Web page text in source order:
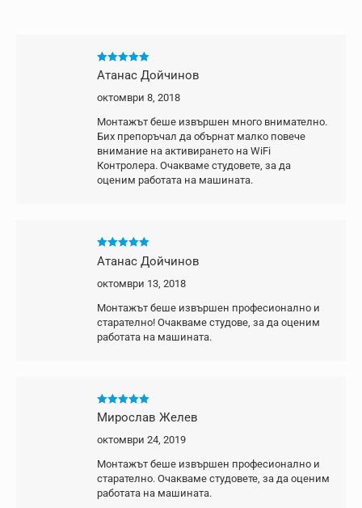
Оценено с
5
от 5
Атанас Дойчинов
октомври 8, 2018
Монтажът беше извършен много внимателно.
Бих препоръчал да обърнат малко повече
внимание на активирането на WiFi
Контролера. Очакваме студовете, за да
оценим работата на машината.
Оценено с
5
от 5
Атанас Дойчинов
октомври 13, 2018
Монтажът беше извършен професионално и
старателно! Очакваме студове, за да оценим
работата на машината.
Оценено с5
от 5
Мирослав Желев
октомври 24, 2019
Монтажът беше извършен професионално и
старателно. Очакваме студовете, за да оценим
работата на машината.